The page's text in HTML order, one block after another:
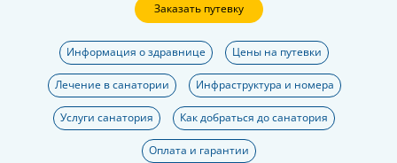
Заказать путевку
Информация о здравнице Цены на путевки
Лечение в санатории Инфраструктура и номера
Услуги санатория Как добраться до санатория
Оплата и гарантии